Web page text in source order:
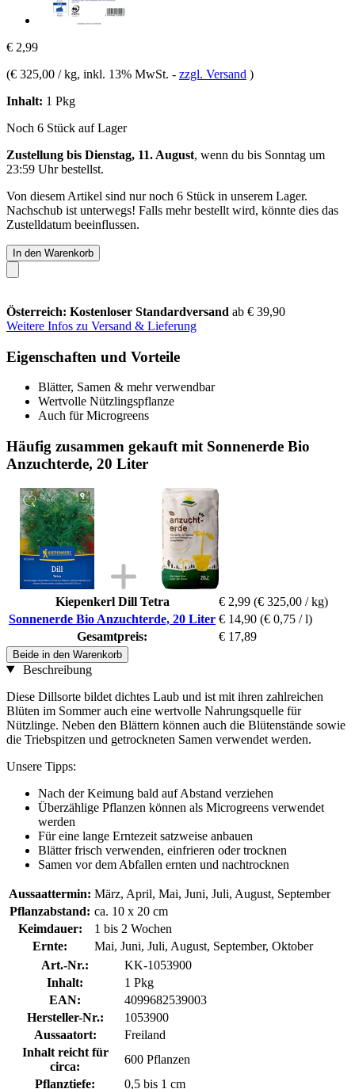
€ 2,99
(€ 325,00 / kg, inkl. 13% MwSt. - zzgl. Versand )
Inhalt: 1 Pkg
Noch 6 Stück auf Lager
Zustellung bis Dienstag, 11. August, wenn du bis Sonntag um
23:59 Uhrbestellst.
Von diesem Artikel sind nur noch 6 Stück in unserem Lager.
Nachschub ist unterwegs! Falls mehr bestellt wird, könnte dies das
Zustelldatum beeinflussen.
In den Warenkorb
Österreich: Kostenloser Standardversand ab € 39,90
Weitere Infos zu Versand & Lieferung
Eigenschaften und Vorteile
Blätter, Samen & mehr verwendbar
Wertvolle Nützlingspflanze
Auch für Microgreens
Häufig zusammen gekauft mit Sonnenerde Bio
Anzuchterde, 20 Liter
Kiepenkerl Dill Tetra € 2,99 (€ 325,00 / kg)
Sonnenerde Bio Anzuchterde, 20 Liter € 14,90 (€ 0,75 / l)
Gesamtpreis:
€ 17,89
Beide in den Warenkorb
Beschreibung
Diese Dillsorte bildet dichtes Laub und ist mit ihren zahlreichen
Blüten im Sommer auch eine wertvolle Nahrungsquelle für
Nützlinge. Neben den Blättern können auch die Blütenstände sowie
die Triebspitzen und getrockneten Samen verwendet werden.
Unsere Tipps:
Nach der Keimung bald auf Abstand verziehen
Überzählige Pflanzen können als Microgreens verwendet
werden
Für eine lange Erntezeit satzweise anbauen
Blätter frisch verwenden, einfrieren oder trocknen
Samen vor dem Abfallen ernten und nachtrocknen
Aussaattermin: März, April, Mai, Juni, Juli, August, September
Pflanzabstand: ca. 10 x 20 cm
Keimdauer:
1 bis 2 Wochen
Ernte:
Mai, Juni, Juli, August, September, Oktober
Art.-Nr.:
KK-1053900
Inhalt:
1 Pkg
EAN:
4099682539003
Hersteller-Nr.:
1053900
Aussaatort:
Freiland
Inhalt reicht für
circa:
600 Pflanzen
Pflanztiefe:
0,5 bis 1 cm